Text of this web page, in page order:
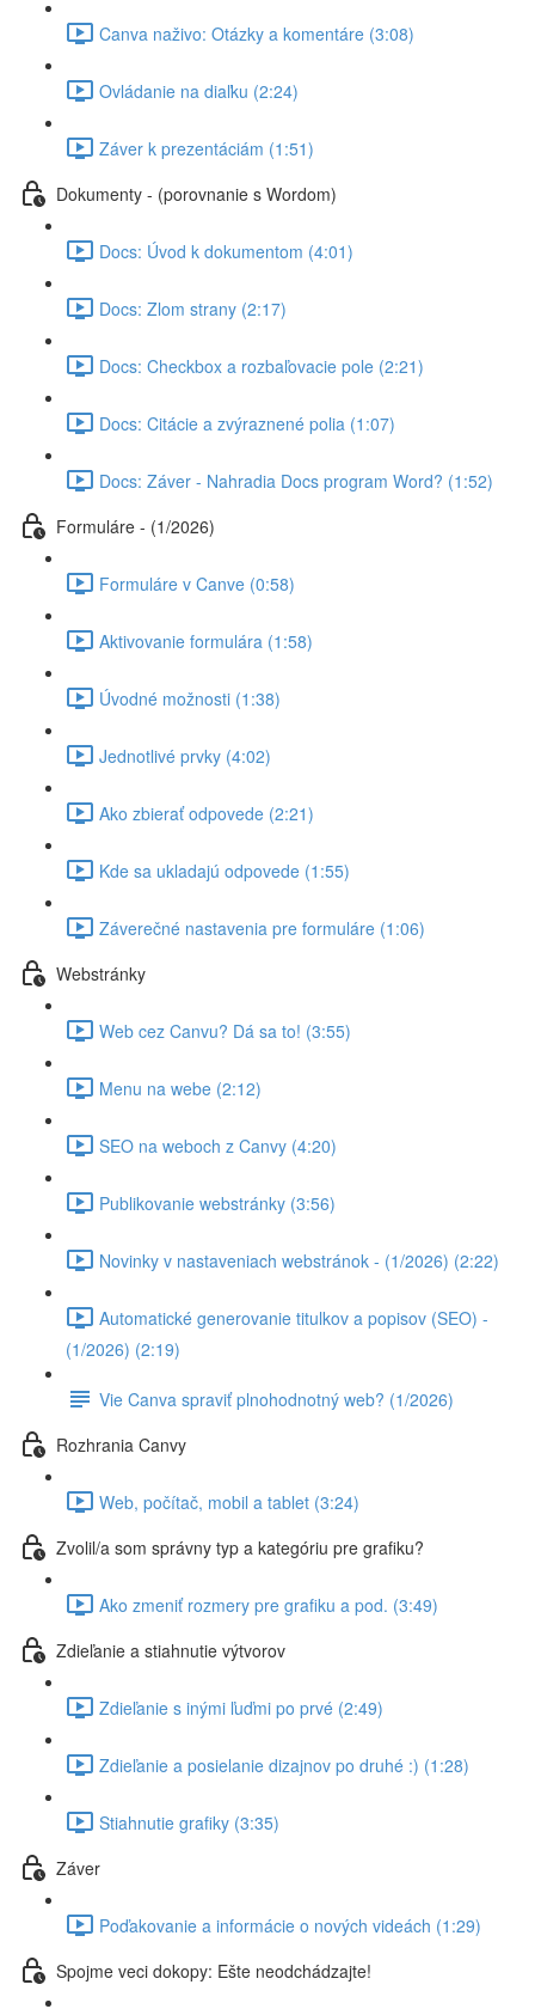
Canva naživo: Otázky a komentáre (3:08)
Ovládanie na diaľku (2:24)
Záver k prezentáciám (1:51)
Dokumenty - (porovnanie s Wordom)
Docs: Úvod k dokumentom (4:01)
Docs: Zlom strany (2:17)
Docs: Checkbox a rozbaľovacie pole (2:21)
Docs: Citácie a zvýraznené polia (1:07)
Docs: Záver - Nahradia Docs program Word? (1:52)
Formuláre - (1/2026)
Formuláre v Canve (0:58)
Aktivovanie formulára (1:58)
Úvodné možnosti (1:38)
Jednotlivé prvky (4:02)
Ako zbierať odpovede (2:21)
Kde sa ukladajú odpovede (1:55)
Záverečné nastavenia pre formuláre (1:06)
Webstránky
Web cez Canvu? Dá sa to! (3:55)
Menu na webe (2:12)
SEO na weboch z Canvy (4:20)
Publikovanie webstránky (3:56)
Novinky v nastaveniach webstránok - (1/2026) (2:22)
Automatické generovanie titulkov a popisov (SEO) -
(1/2026) (2:19)
Vie Canva spraviť plnohodnotný web? (1/2026)
Rozhrania Canvy
Web, počítač, mobil a tablet (3:24)
Zvolil/a som správny typ a kategóriu pre grafiku?
Ako zmeniť rozmery pre grafiku a pod. (3:49)
Zdieľanie a stiahnutie výtvorov
Zdieľanie s inými ľuďmi po prvé (2:49)
Zdieľanie a posielanie dizajnov po druhé :) (1:28)
Stiahnutie grafiky (3:35)
Záver
Poďakovanie a informácie o nových videách (1:29)
Spojme veci dokopy: Ešte neodchádzajte!